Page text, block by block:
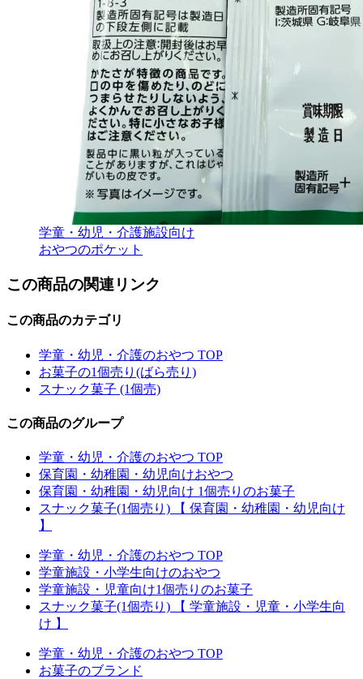
学童・幼児・介護施設向け
おやつのポケット
この商品の関連リンク
この商品のカテゴリ
学童・幼児・介護のおやつ TOP
お菓子の1個売り(ばら売り)
スナック菓子 (1個売)
この商品のグループ
学童・幼児・介護のおやつ TOP
保育園・幼稚園・幼児向けおやつ
保育園・幼稚園・幼児向け 1個売りのお菓子
スナック菓子(1個売り) 【 保育園・幼稚園・幼児向け
】
学童・幼児・介護のおやつ TOP
学童施設・小学生向けのおやつ
学童施設・児童向け1個売りのお菓子
スナック菓子(1個売り) 【 学童施設・児童・小学生向
け 】
学童・幼児・介護のおやつ TOP
お菓子のブランド